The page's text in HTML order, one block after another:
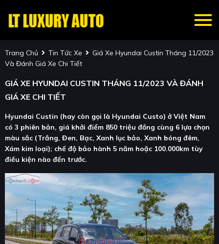
Trang Chủ Tin Tức Xe
Giá Xe Hyundai Custin Tháng 11/2023
Và Đánh Giá Xe Chi Tiết
GIÁ XE HYUNDAI CUSTIN THÁNG 11/2023 VÀ ĐÁNH
GIÁ XE CHI TIẾT
Hyundai Custin (hay còn gọi là Hyundai Custo) ở Việt Nam
có 3 phiên bản, giá khởi điểm 850 triệu đồng cùng 6 lựa chọn
màu sắc (Trắng, Đen, Bạc, Xanh lục bảo, Xanh bóng đêm,
Xám kim loại); chế độ bảo hành 5 năm hoặc 100.000km tùy
điều kiện nào đến trước.